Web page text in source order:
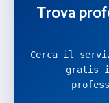
Trova
Cerca il
gratis